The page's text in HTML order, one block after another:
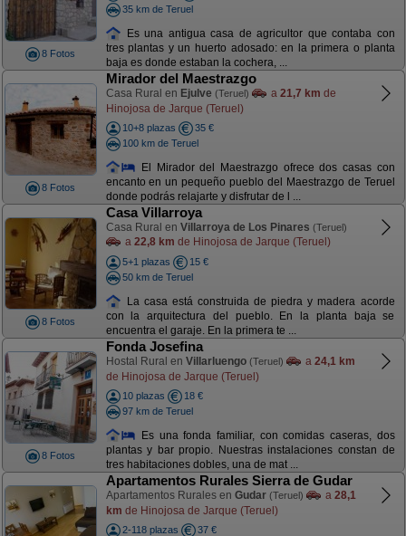
8 Fotos
35 km de Teruel
Es una antigua casa de agricultor que contaba con
tres plantas y un huerto adosado: en la primera o planta
baja es donde estaban la cochera, ...
8 Fotos
Mirador del Maestrazgo
Casa Rural en Ejulve (Teruel) a 21,7 km de
Hinojosa de Jarque (Teruel)
10+8 plazas
35 €
100 km de Teruel
El Mirador del Maestrazgo ofrece dos casas con
encanto en un pequeño pueblo del Maestrazgo de Teruel
donde podrás relajarte y disfrutar de l ...
8 Fotos
Casa Villarroya
Casa Rural en Villarroya de Los Pinares (Teruel)
a 22,8 km de Hinojosa de Jarque (Teruel)
5+1 plazas
15 €
50 km de Teruel
La casa está construida de piedra y madera acorde
con la arquitectura del pueblo. En la planta baja se
encuentra el garaje. En la primera te ...
8 Fotos
Fonda Josefina
Hostal Rural en Villarluengo (Teruel) a 24,1 km
de Hinojosa de Jarque (Teruel)
10 plazas
18 €
97 km de Teruel
Es una fonda familiar, con comidas caseras, dos
plantas y bar propio. Nuestras instalaciones constan de
tres habitaciones dobles, una de mat ...
Apartamentos Rurales Sierra de Gudar
Apartamentos Rurales en Gudar (Teruel) a 28,1
km de Hinojosa de Jarque (Teruel)
2-118 plazas
37 €